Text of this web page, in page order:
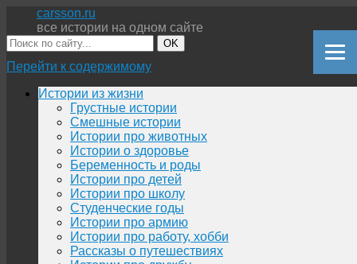
carsson.ru
все истории на одном сайте
OK
Перейти к содержимому
Истории из жизни
Грустные истории
Смешные истории
Истории про животных
Истории о здоровье
Беременность и роды
Истории про детей
Истории про школу
Студенческие годы
Истории про армию
Истории про работу, хобби
Рассказы о путешествиях